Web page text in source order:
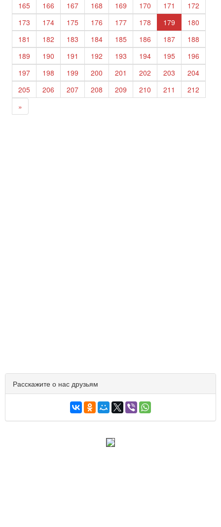
165
166 167 168 169 170 171
172
173
174 175 176 177 178 179
180
181
182 183 184 185 186 187
188
189
190 191 192 193 194 195
196
197
198 199 200 201 202 203
204
205
206 207 208 209 210 211
212
»
Расскажите о нас друзьям